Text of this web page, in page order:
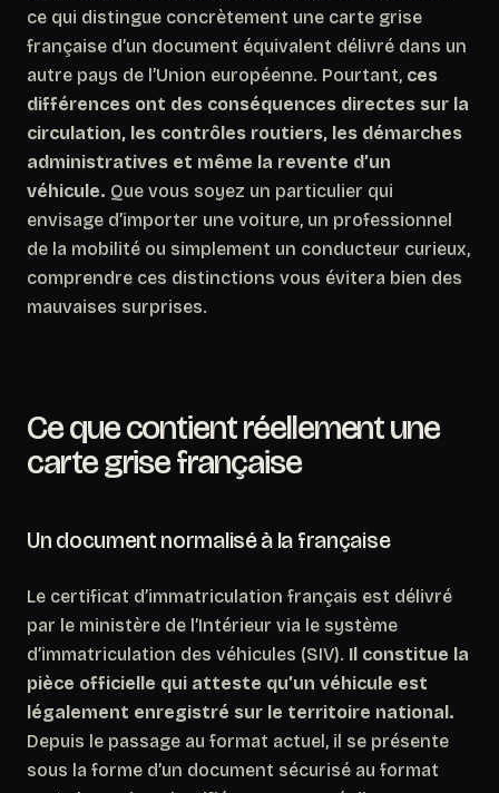
ce qui distingue concrètement une carte grise
française d’un document équivalent délivré dans un
autre pays de l’Union européenne. Pourtant, ces
différences ont des conséquences directes sur la
circulation, les contrôles routiers, les démarches
administratives et même la revente d’un
véhicule. Que vous soyez un particulier qui
envisage d’importer une voiture, un professionnel
de la mobilité ou simplement un conducteur curieux,
comprendre ces distinctions vous évitera bien des
mauvaises surprises.
Ce que contient réellement une
carte grise française
Un document normalisé à la française
Le certificat d’immatriculation français est délivré
par le ministère de l’Intérieur via le système
d’immatriculation des véhicules (SIV). Il constitue la
pièce officielle qui atteste qu’un véhicule est
légalement enregistré sur le territoire national.
Depuis le passage au format actuel, il se présente
sous la forme d’un document sécurisé au format